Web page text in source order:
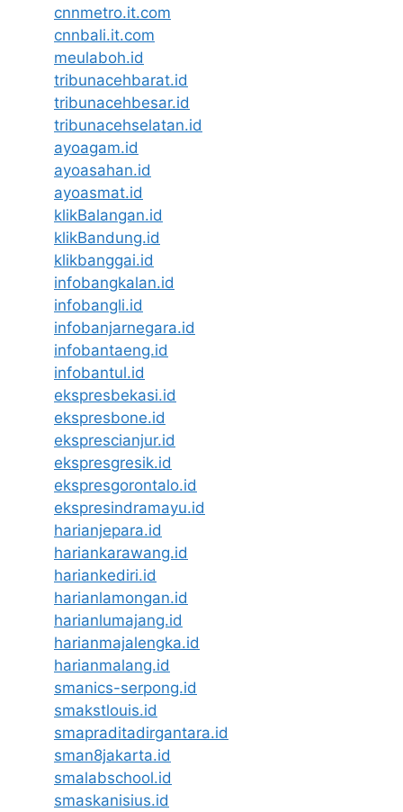
cnnmetro.it.com
cnnbali.it.com
meulaboh.id
tribunacehbarat.id
tribunacehbesar.id
tribunacehselatan.id
ayoagam.id
ayoasahan.id
ayoasmat.id
klikBalangan.id
klikBandung.id
klikbanggai.id
infobangkalan.id
infobangli.id
infobanjarnegara.id
infobantaeng.id
infobantul.id
ekspresbekasi.id
ekspresbone.id
eksprescianjur.id
ekspresgresik.id
ekspresgorontalo.id
ekspresindramayu.id
harianjepara.id
hariankarawang.id
hariankediri.id
harianlamongan.id
harianlumajang.id
harianmajalengka.id
harianmalang.id
smanics-serpong.id
smakstlouis.id
smapraditadirgantara.id
sman8jakarta.id
smalabschool.id
smaskanisius.id